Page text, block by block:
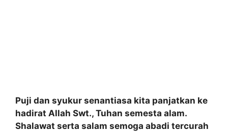
Puji dan syukur senantiasa kita panjatkan ke
hadirat Allah Swt., Tuhan semesta alam.
Shalawat serta salam semoga abadi tercurah